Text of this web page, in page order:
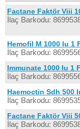
Factane Faktör Viii
İlaç Barkodu:
Hemofil M 1000 Iu 1
İlaç Barkodu:
Immunate 1000 Iu 1
İlaç Barkodu:
Haemoctin Sdh 500
İlaç Barkodu:
Factane Faktör Viii
İlaç Barkodu: